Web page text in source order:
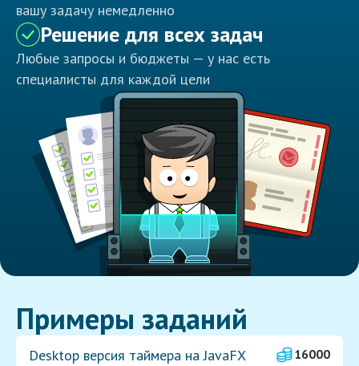
вашу задачу немедленно
Решение для всех задач
Любые запросы и бюджеты — у нас есть
специалисты для каждой цели
Примеры заданий
Desktop версия таймера на JavaFX
16000